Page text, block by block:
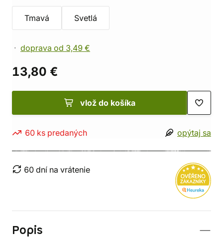
Tmavá Svetlá
doprava od 3,49 €
13,80 €
vlož do košíka
60 ks predaných opýtaj sa
60 dní na vrátenie
Popis